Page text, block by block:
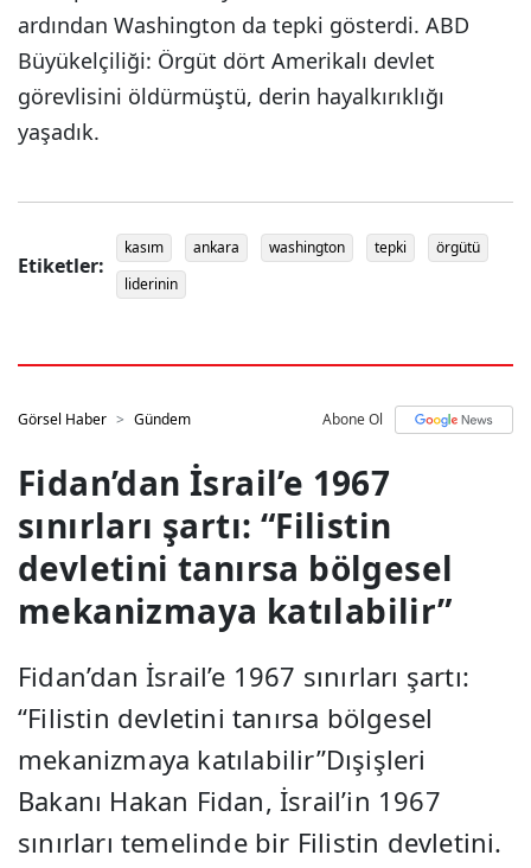
ardından Washington da tepki gösterdi. ABD
Büyükelçiliği: Örgüt dört Amerikalı devlet
görevlisini öldürmüştü, derin hayalkırıklığı
yaşadık.
Etiketler:
kasım ankara washington tepki
örgütü
liderinin
Görsel Haber Gündem Abone Ol
Fidan’dan İsrail’e 1967
sınırları şartı: “Filistin
devletini tanırsa bölgesel
mekanizmaya katılabilir”
Fidan’dan İsrail’e 1967 sınırları şartı:
“Filistin devletini tanırsa bölgesel
mekanizmaya katılabilir”Dışişleri
Bakanı Hakan Fidan, İsrail’in 1967
sınırları temelinde bir Filistin devletini.